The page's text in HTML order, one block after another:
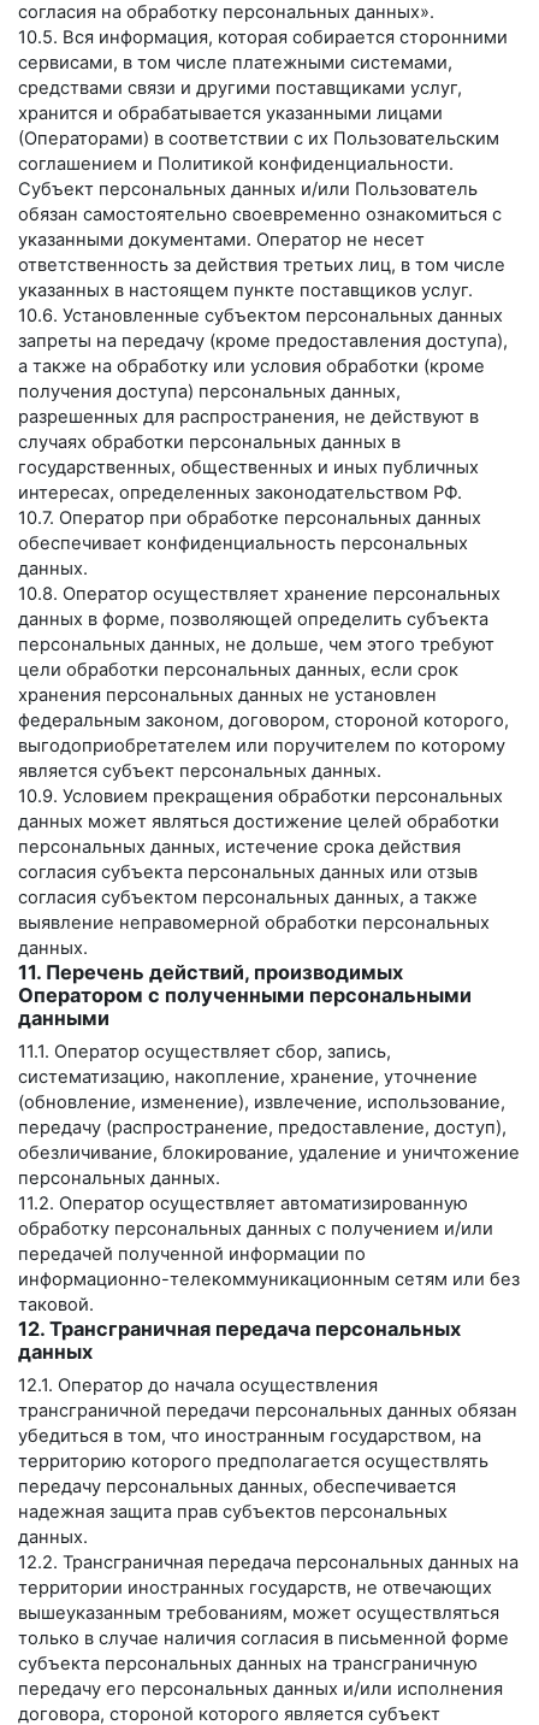
согласия на обработку персональных данных».
10.5. Вся информация, которая собирается сторонними
сервисами, в том числе платежными системами,
средствами связи и другими поставщиками услуг,
хранится и обрабатывается указанными лицами
(Операторами) в соответствии с их Пользовательским
соглашением и Политикой конфиденциальности.
Субъект персональных данных и/или Пользователь
обязан самостоятельно своевременно ознакомиться с
указанными документами. Оператор не несет
ответственность за действия третьих лиц, в том числе
указанных в настоящем пункте поставщиков услуг.
10.6. Установленные субъектом персональных данных
запреты на передачу (кроме предоставления доступа),
а также на обработку или условия обработки (кроме
получения доступа) персональных данных,
разрешенных для распространения, не действуют в
случаях обработки персональных данных в
государственных, общественных и иных публичных
интересах, определенных законодательством РФ.
10.7. Оператор при обработке персональных данных
обеспечивает конфиденциальность персональных
данных.
10.8. Оператор осуществляет хранение персональных
данных в форме, позволяющей определить субъекта
персональных данных, не дольше, чем этого требуют
цели обработки персональных данных, если срок
хранения персональных данных не установлен
федеральным законом, договором, стороной которого,
выгодоприобретателем или поручителем по которому
является субъект персональных данных.
10.9. Условием прекращения обработки персональных
данных может являться достижение целей обработки
персональных данных, истечение срока действия
согласия субъекта персональных данных или отзыв
согласия субъектом персональных данных, а также
выявление неправомерной обработки персональных
данных.
11. Перечень действий, производимых
Оператором с полученными персональными
данными
11.1. Оператор осуществляет сбор, запись,
систематизацию, накопление, хранение, уточнение
(обновление, изменение), извлечение, использование,
передачу (распространение, предоставление, доступ),
обезличивание, блокирование, удаление и уничтожение
персональных данных.
11.2. Оператор осуществляет автоматизированную
обработку персональных данных с получением и/или
передачей полученной информации по
информационно-телекоммуникационным сетям или без
таковой.
12. Трансграничная передача персональных
данных
12.1. Оператор до начала осуществления
трансграничной передачи персональных данных обязан
убедиться в том, что иностранным государством, на
территорию которого предполагается осуществлять
передачу персональных данных, обеспечивается
надежная защита прав субъектов персональных
данных.
12.2. Трансграничная передача персональных данных на
территории иностранных государств, не отвечающих
вышеуказанным требованиям, может осуществляться
только в случае наличия согласия в письменной форме
субъекта персональных данных на трансграничную
передачу его персональных данных и/или исполнения
договора, стороной которого является субъект